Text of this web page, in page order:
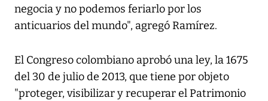
negocia y no podemos feriarlo por los
anticuarios del mundo", agregó Ramírez.
El Congreso colombiano aprobó una ley, la 1675
del 30 de julio de 2013, que tiene por objeto
"proteger, visibilizar y recuperar el Patrimonio